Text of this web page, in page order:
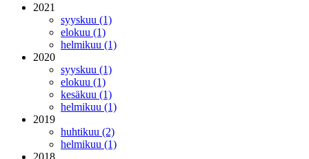
2021
syyskuu (1)
elokuu (1)
helmikuu (1)
2020
syyskuu (1)
elokuu (1)
kesäkuu (1)
helmikuu (1)
2019
huhtikuu (2)
helmikuu (1)
2018